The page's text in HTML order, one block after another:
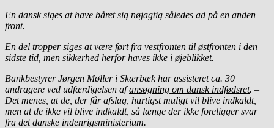
En dansk siges at have båret sig nøjagtig således ad på en anden
front.
En del tropper siges at være ført fra vestfronten til østfronten i den
sidste tid, men sikkerhed herfor haves ikke i øjeblikket.
Bankbestyrer Jørgen Møller i Skærbæk har assisteret ca. 30
andragere ved udfærdigelsen afansøgning om dansk indfødsret. –
Det menes, at de, der får afslag, hurtigst muligt vil blive indkaldt,
men at de ikke vil blive indkaldt, så længe der ikke foreligger svar
fra det danske indenrigsministerium.